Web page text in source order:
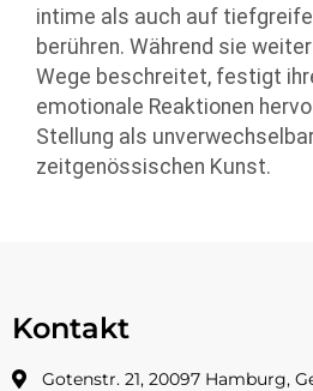
intime als auch auf
berühren. Während sie
Wege beschreitet, festigt
emotionale Reaktionen
Stellung als
zeitgenössischen Kunst.
Kontakt
Gotenstr. 21, 20097 Hamburg,